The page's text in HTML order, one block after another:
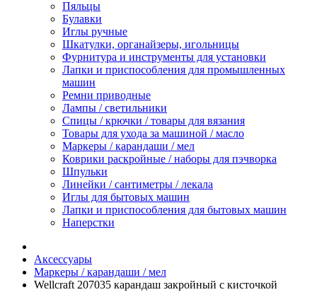
Пяльцы
Булавки
Иглы ручные
Шкатулки, органайзеры, игольницы
Фурнитура и инструменты для установки
Лапки и приспособления для промышленных
машин
Ремни приводные
Лампы / светильники
Спицы / крючки / товары для вязания
Товары для ухода за машиной / масло
Маркеры / карандаши / мел
Коврики раскройные / наборы для пэчворка
Шпульки
Линейки / сантиметры / лекала
Иглы для бытовых машин
Лапки и приспособления для бытовых машин
Наперстки
Аксессуары
Маркеры / карандаши / мел
Wellcraft 207035 карандаш закройный с кисточкой